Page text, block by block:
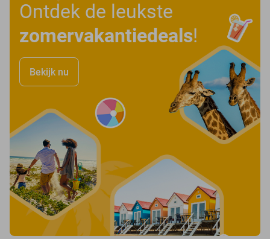
Ontdek de leukste
zomervakantiedeals!
Bekijk nu